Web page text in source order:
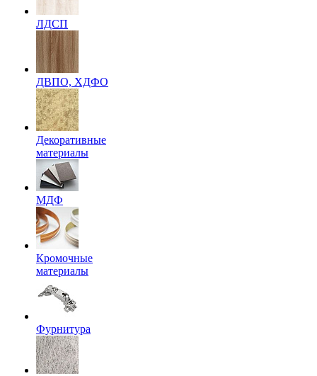
ЛДСП
ДВПО, ХДФО
Декоративные
материалы
МДФ
Кромочные
материалы
Фурнитура